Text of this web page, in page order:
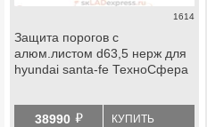
1614
Защита порогов с
алюм.листом d63,5 нерж для
hyundai santa-fe ТехноСфера
38990 й КУПИТЬ